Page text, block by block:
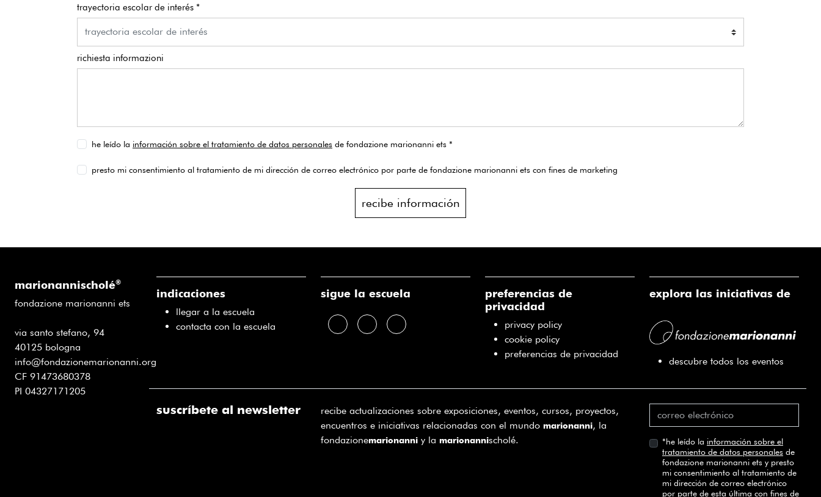
trayectoria escolar de interés *
richiesta informazioni
he leído la información sobre el tratamiento de datos personales de fondazione marionanni ets *
presto mi consentimiento al tratamiento de mi dirección de correo electrónico por parte de fondazione marionanni ets con fines de marketing
recibe información
marionannischolé®
fondazione marionanni ets
via santo stefano, 94
40125 bologna
info@fondazionemarionanni.org
CF 91473680378
PI 04327171205
indicaciones
llegar a la escuela
contacta con la escuela
sigue la escuela
preferencias de
privacidad
privacy policy
cookie policy
preferencias de privacidad
explora las iniciativas de
descubre todos los eventos
suscríbete al newsletter
recibe actualizaciones sobre exposiciones, eventos, cursos, proyectos,
encuentros e iniciativas relacionadas con el mundo marionanni, la
fondazionemarionanni y la marionannischolé. *he leído la información sobre el
tratamiento de datos personales de
fondazione marionanni ets y presto
mi consentimiento al tratamiento de
mi dirección de correo electrónico
por parte de esta última con fines de